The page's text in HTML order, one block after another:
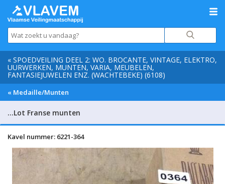
« SPOEDVEILING DEEL 2: WO. BROCANTE, VINTAGE, ELEKTRO,
UURWERKEN, MUNTEN, VARIA, MEUBELEN,
FANTASIEJUWELEN ENZ. (WACHTEBEKE) (6108)
« Medaille/Munten
…Lot Franse munten
Kavel nummer: 6221-364